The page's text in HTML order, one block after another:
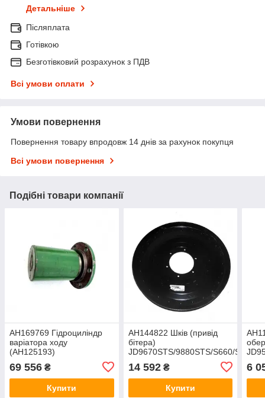
Детальніше
Післяплата
Готівкою
Безготівковий розрахунок з ПДВ
Всі умови оплати
Умови повернення
Повернення товару впродовж 14 днів за рахунок покупця
Всі умови повернення
Подібні товари компанії
AH169769 Гідроциліндр
варіатора ходу
(AH125193)
JD9500/9600/T670/W660/T550
AH169769
69 556 ₴
Купити
AH144822 Шків (привід
бітера)
JD9670STS/9880STS/S660/S670
14 592₴
Купити
6